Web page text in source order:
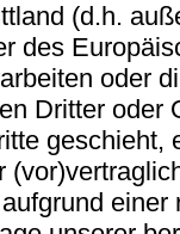
(d.h.
des
oder
Dritter oder
geschieht,
einer